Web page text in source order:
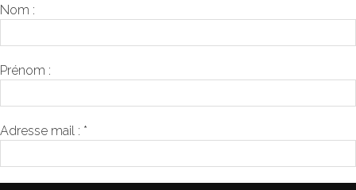
Nom :
Prénom :
Adresse mail : *